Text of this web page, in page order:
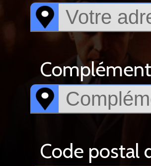
Code postal